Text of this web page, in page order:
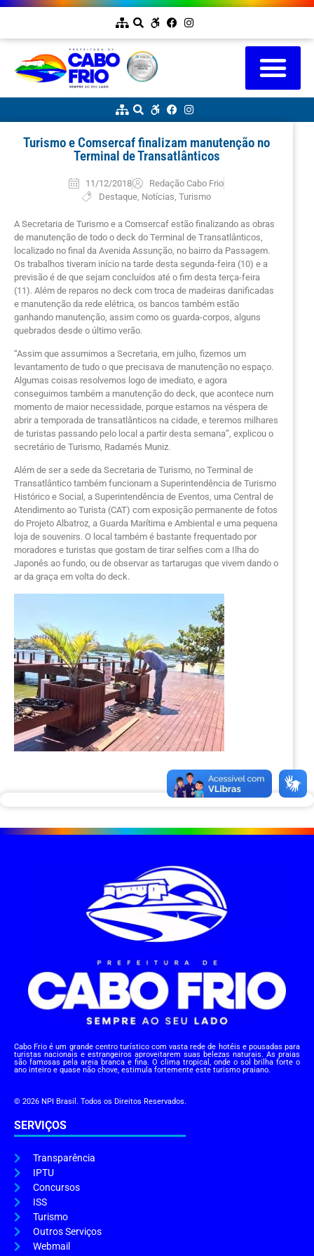
Turismo e Comsercaf finalizam manutenção no
Terminal de Transatlânticos
11/12/2018
Redação Cabo Frio
Destaque, Notícias Turismo
A Secretaria de Turismo e a Comsercaf estão finalizando as obras
de manutenção de todo o deck do Terminal de Transatlânticos,
localizado no final da Avenida Assunção, no bairro da Passagem.
Os trabalhos tiveram início na tarde desta segunda-feira (10) e a
previsão é de que sejam concluídos até o fim desta terça-feira
(11). Além de reparos no deck com troca de madeiras danificadas
e manutenção da rede elétrica, os bancos também estão
ganhando manutenção, assim como os guarda-corpos, alguns
quebrados desde o último verão.
“Assim que assumimos a Secretaria, em julho, fizemos um
levantamento de tudo o que precisava de manutenção no espaço.
Algumas coisas resolvemos logo de imediato, e agora
conseguimos também a manutenção do deck, que acontece num
momento de maior necessidade, porque estamos na véspera de
abrir a temporada de transatlânticos na cidade, e teremos milhares
de turistas passando pelo local a partir desta semana”, explicou o
secretário de Turismo, Radamés Muniz.
Além de ser a sede da Secretaria de Turismo, no Terminal de
Transatlântico também funcionam a Superintendência de Turismo
Histórico e Social, a Superintendência de Eventos, uma Central de
Atendimento ao Turista (CAT) com exposição permanente de fotos
do Projeto Albatroz, a Guarda Marítima e Ambiental e uma pequena
loja de souvenirs. O local também é bastante frequentado por
moradores e turistas que gostam de tirar selfies com a Ilha do
Japonês ao fundo, ou de observar as tartarugas que vivem dando o
ar da graça em volta do deck.
Cabo Frio é um grande centro turístico com vasta rede de hotéis e pousadas para
turistas nacionais e estrangeiros aproveitarem suas belezas naturais. As praias
são famosas pela areia branca e fina. O clima tropical, onde o sol brilha forte o
ano inteiro e quase não chove, estimula fortemente este turismo praiano.
© 2026 NPI Brasil. Todos os Direitos Reservados.
SERVIÇOS
Transparência
IPTU
Concursos
ISS
Turismo
Outros Serviços
Webmail